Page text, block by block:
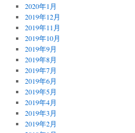
2020年1月
2019年12月
2019年11月
2019年10月
2019年9月
2019年8月
2019年7月
2019年6月
2019年5月
2019年4月
2019年3月
2019年2月